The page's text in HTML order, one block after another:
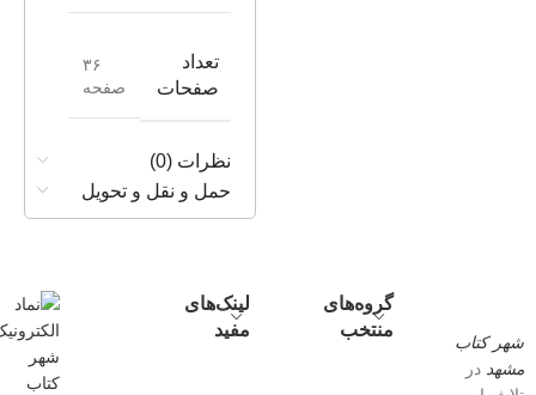
تعداد
صفحات
۳۶
صفحه
نظرات (0)
حمل و نقل و تحویل
شهر کتاب
مشهد در
گروه‌های
منتخب
لینک‌های
مفید